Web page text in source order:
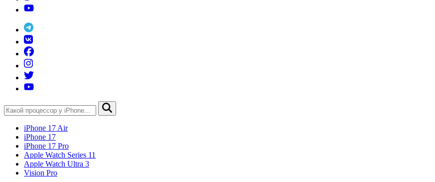
iPhone 17 Air
iPhone 17
iPhone 17 Pro
Apple Watch Series 11
Apple Watch Ultra 3
Vision Pro